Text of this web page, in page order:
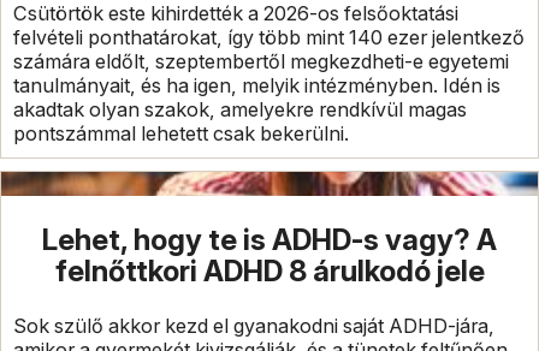
Csütörtök este kihirdették a 2026-os felsőoktatási
felvételi ponthatárokat, így több mint 140 ezer jelentkező
számára eldőlt, szeptembertől megkezdheti-e egyetemi
tanulmányait, és ha igen, melyik intézményben. Idén is
akadtak olyan szakok, amelyekre rendkívül magas
pontszámmal lehetett csak bekerülni.
Lehet, hogy te is ADHD-s vagy? A
felnőttkori ADHD 8 árulkodó jele
Sok szülő akkor kezd el gyanakodni saját ADHD-jára,